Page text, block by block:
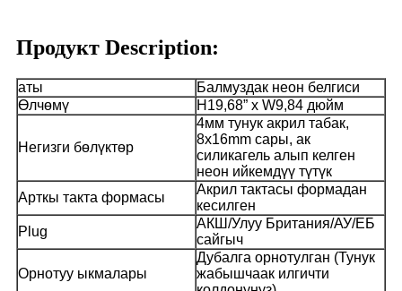
Продукт Description:
аты
Балмуздак неон белгиси
Өлчөмү
H19,68” x W9,84 дюйм
Негизги бөлүктөр
4мм тунук акрил табак,
8x16mm сары, ак
силикагель алып келген
неон ийкемдүү түтүк
Арткы такта формасы
Акрил тактасы формадан
кесилген
Plug
АКШ/Улуу Британия/АУ/ЕБ
сайгыч
Орнотуу ыкмалары
Дубалга орнотулган (Тунук
жабышчаак илгичти